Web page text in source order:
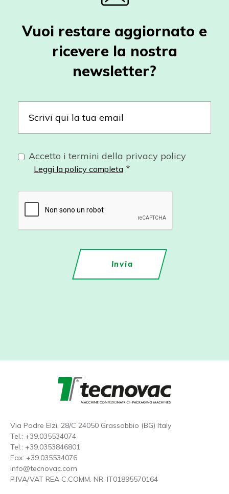
Vuoi restare aggiornato e
ricevere la nostra
newsletter?
Accetto i termini della privacy policy
Leggi la policy completa *
Via Padre Elzi, 28/C 24050 Grassobbio (BG) Italy
Tel.: +39.035534074
Tel.: +39.0353846801
Fax: +39.035534076
info@tecnovac.com
P.IVA/VAT REA C.COMM. NR. IT01895570164